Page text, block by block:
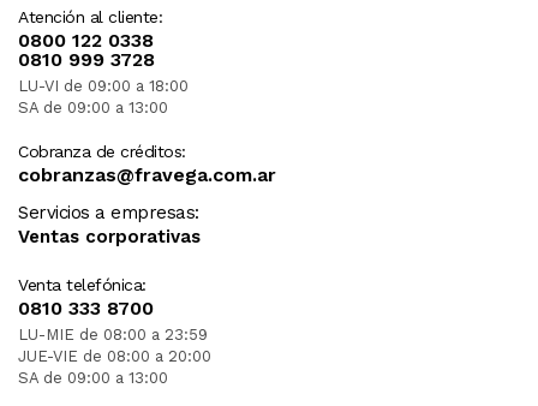
Atención al cliente:
0800 122 0338
0810 999 3728
LU-VI de 09:00 a 18:00
SA de 09:00 a 13:00
Cobranza de créditos:
cobranzas@fravega.com.ar
Servicios a empresas:
Ventas corporativas
Venta telefónica:
0810 333 8700
LU-MIE de 08:00 a 23:59
JUE-VIE de 08:00 a 20:00
SA de 09:00 a 13:00